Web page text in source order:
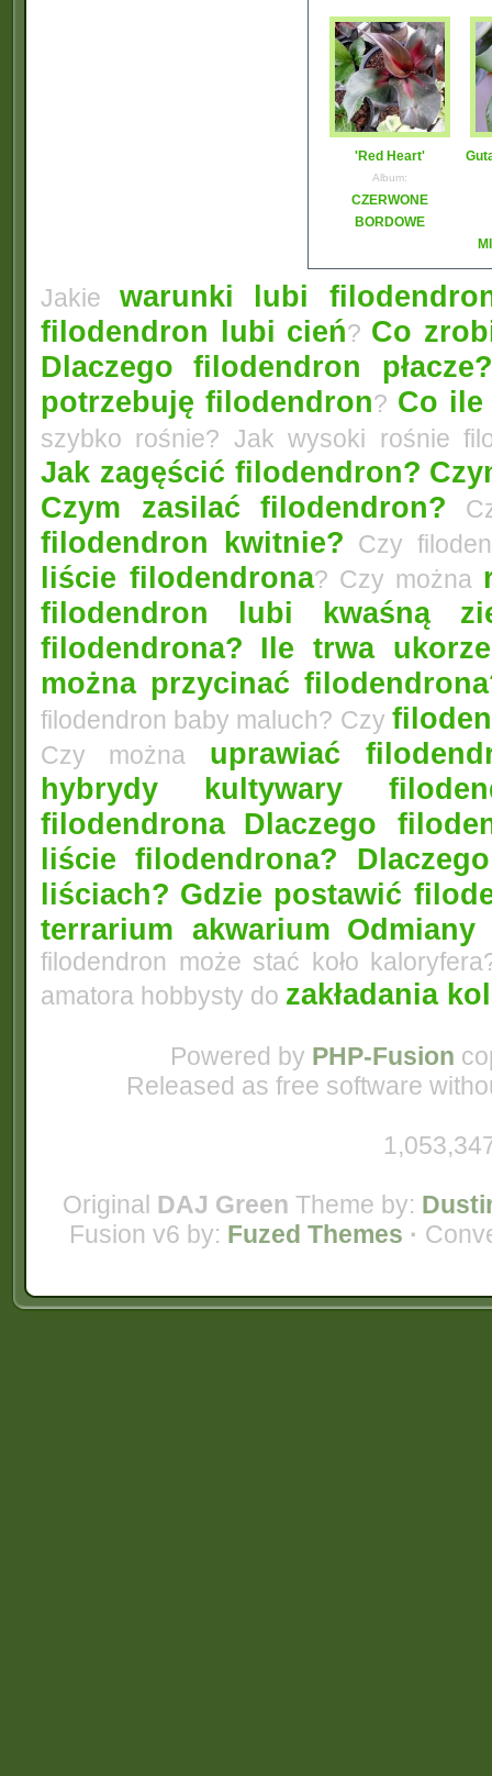
'Red Heart'
Album:
CZERWONE
BORDOWE
Jakie warunki lubi
filodendron lubi cień? Co
Dlaczego filodendron
potrzebuję filodendron? Co ile
szybko rośnie? Jak wysoki rośnie
Jak zagęścić filodendron?
Czym zasilać filodendron?
filodendron kwitnie? Czy
liście filodendrona? Czy można
filodendron lubi kwaśną
filodendrona? Ile trwa
można przycinać
filodendron baby maluch? Czy
Czy można uprawiać
hybrydy kultywary
filodendrona Dlaczego
liście filodendrona?
liściach? Gdzie postawić
terrarium akwarium
filodendron może stać koło
amatora hobbysty do zakładania
Powered by PHP-Fusion
Released as free software
Original DAJ Green Theme by:
Fusion v6 by: Fuzed Themes ·